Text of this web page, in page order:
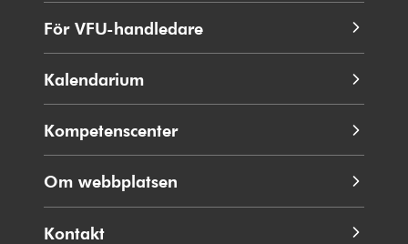
För VFU-handledare
Kalendarium
Kompetenscenter
Om webbplatsen
Kontakt